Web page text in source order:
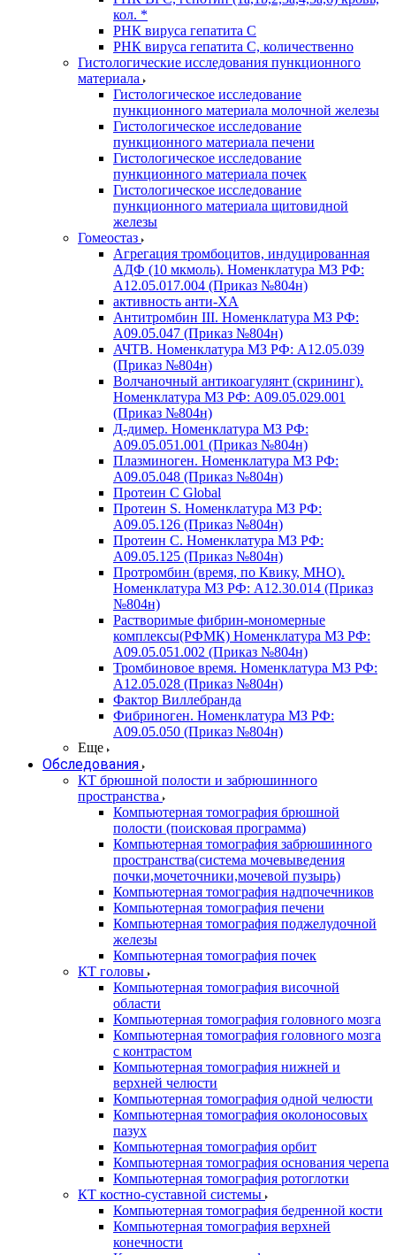
кол. *
РНК вируса гепатита C
РНК вируса гепатита C, количественно
Гистологические исследования пункционного
материала
Гистологическое исследование
пункционного материала молочной железы
Гистологическое исследование
пункционного материала печени
Гистологическое исследование
пункционного материала почек
Гистологическое исследование
пункционного материала щитовидной
железы
Гомеостаз
Агрегация тромбоцитов, индуцированная
АДФ (10 мкмоль). Номенклатура МЗ РФ:
A12.05.017.004 (Приказ №804н)
активность анти-ХА
Антитромбин III. Номенклатура МЗ РФ:
A09.05.047 (Приказ №804н)
АЧТВ. Номенклатура МЗ РФ: A12.05.039
(Приказ №804н)
Волчаночный антикоагулянт (скрининг).
Номенклатура МЗ РФ: A09.05.029.001
(Приказ №804н)
Д-димер. Номенклатура МЗ РФ:
A09.05.051.001 (Приказ №804н)
Плазминоген. Номенклатура МЗ РФ:
A09.05.048 (Приказ №804н)
Протеин C Global
Протеин S. Номенклатура МЗ РФ:
A09.05.126 (Приказ №804н)
Протеин С. Номенклатура МЗ РФ:
A09.05.125 (Приказ №804н)
Протромбин (время, по Квику, МНО).
Номенклатура МЗ РФ: A12.30.014 (Приказ
№804н)
Растворимые фибрин-мономерные
комплексы(РФМК) Номенклатура МЗ РФ:
A09.05.051.002 (Приказ №804н)
Тромбиновое время. Номенклатура МЗ РФ:
A12.05.028 (Приказ №804н)
Фактор Виллебранда
Фибриноген. Номенклатура МЗ РФ:
A09.05.050 (Приказ №804н)
Еще
Обследования
КТ брюшной полости и забрюшинного
пространства
Компьютерная томография брюшной
полости (поисковая программа)
Компьютерная томография забрюшинного
пространства(система мочевыведения
почки,мочеточники,мочевой пузырь)
Компьютерная томография надпочечников
Компьютерная томография печени
Компьютерная томография поджелудочной
железы
Компьютерная томография почек
КТ головы
Компьютерная томография височной
области
Компьютерная томография головного мозга
Компьютерная томография головного мозга
с контрастом
Компьютерная томография нижней и
верхней челюсти
Компьютерная томография одной челюсти
Компьютерная томография околоносовых
пазух
Компьютерная томография орбит
Компьютерная томография основания черепа
Компьютерная томография ротоглотки
КТ костно-суставной системы
Компьютерная томография бедренной кости
Компьютерная томография верхней
конечности